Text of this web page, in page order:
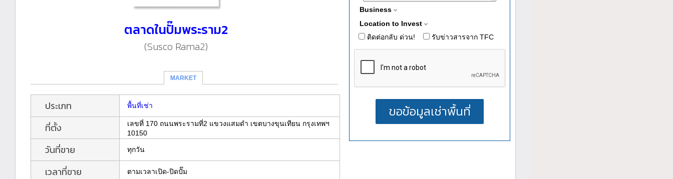
ตลาดในปั๊มพระราม2
(Susco Rama2)
MARKET
ประเภท พื้นที่เช่า
ที่ตั้ง
เลขที่ 170 ถนนพระรามที่2 แขวงแสมดำ เขตบางขุนเทียน กรุงเทพฯ
10150
วันที่ขาย ทุกวัน
เวลาที่ขาย ตามเวลาเปิด-ปิดปั๊ม
Business
Location to Invest
ติดต่อกลับ ด่วน!
รับข่าวสารจาก TFC